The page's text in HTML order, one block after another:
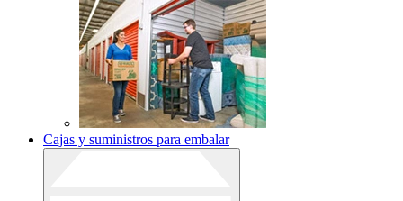
Cajas y suministros para embalar